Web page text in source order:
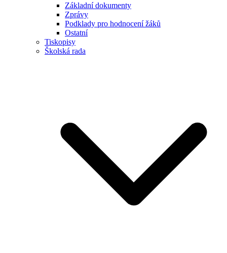
Základní dokumenty
Zprávy
Podklady pro hodnocení žáků
Ostatní
Tiskopisy
Školská rada